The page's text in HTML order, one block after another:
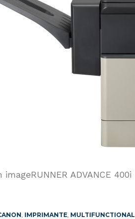
imageRUNNER ADVANCE 400i
IMPRIMANTE, MULTIFUNCTIONAL